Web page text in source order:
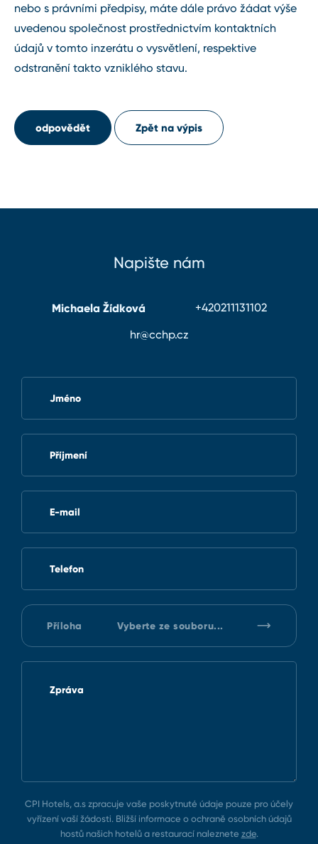
nebo s právními předpisy, máte dále právo žádat výše
uvedenou společnost prostřednictvím kontaktních
údajů v tomto inzerátu o vysvětlení, respektive
odstranění takto vzniklého stavu.
odpovědět Zpět na výpis
Napište nám
Michaela Žídková
+420211131102
hr@cchp.cz
Jméno
Příjmení
E-mail
Telefon
Příloha Vyberte ze souboru...
Zpráva
CPI Hotels, a.s zpracuje vaše poskytnuté údaje pouze pro účely
vyřízení vaší žádosti. Bližší informace o ochraně osobních údajů
hostů našich hotelů a restaurací naleznete zde.